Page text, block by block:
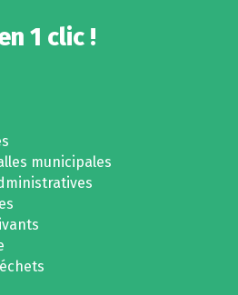
1 clic !
municipales